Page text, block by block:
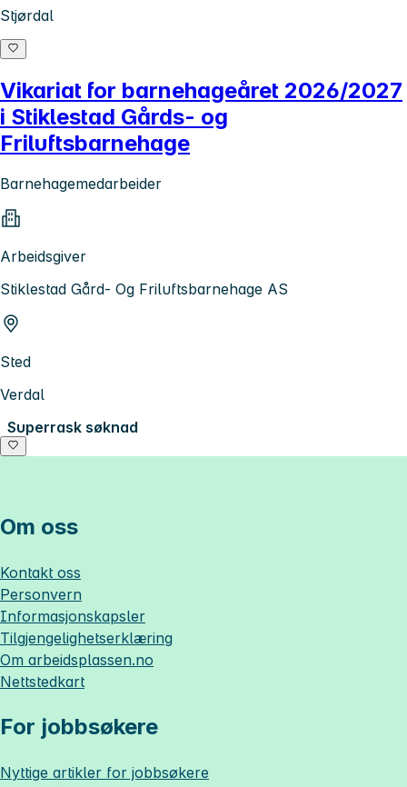
Stjørdal
Vikariat for barnehageåret 2026/2027
i Stiklestad Gårds- og
Friluftsbarnehage
Barnehagemedarbeider
Arbeidsgiver
Stiklestad Gård- Og Friluftsbarnehage AS
Sted
Verdal
Superrask søknad
Om oss
Kontakt oss
Personvern
Informasjonskapsler
Tilgjengelighetserklæring
Om arbeidsplassen.no
Nettstedkart
For jobbsøkere
Nyttige artikler for jobbsøkere